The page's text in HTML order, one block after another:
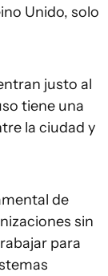
Unido, solo
justo al
tiene una
la ciudad y
de
sin
para